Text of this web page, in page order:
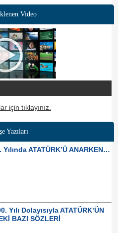
Video
için tıklayınız.
Yazıları
ATATÜRK’Ü ANARKEN…
Dolayısıyla ATATÜRK’ÜN
BAZI SÖZLERİ